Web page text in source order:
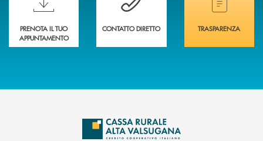
PRENOTA IL TUO
APPUNTAMENTO
CONTATTO DIRETTO TRASPARENZA